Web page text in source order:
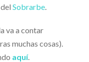
Sobrarbe.
va a contar
muchas cosas).
aquí.